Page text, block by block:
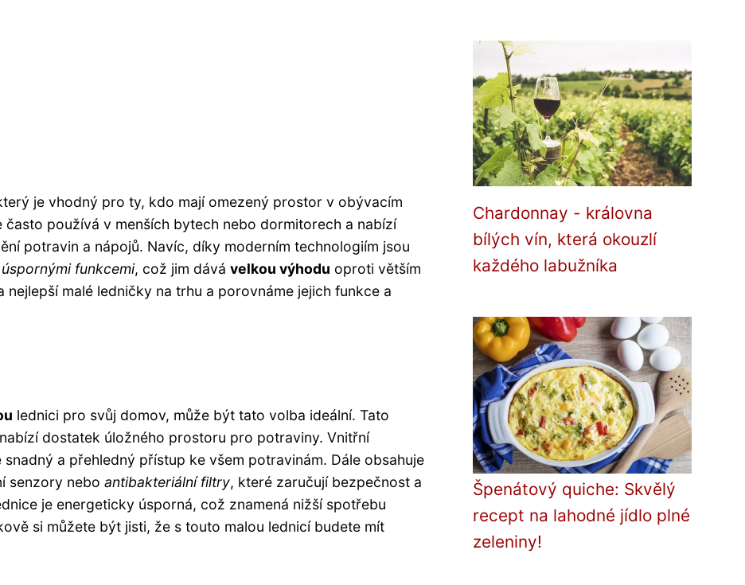
je vhodný pro ty, kdo mají omezený prostor v obývacím
používá v menších bytech nebo dormitorech a nabízí
potravin a nápojů. Navíc, díky moderním technologiím jsou
funkcemi, což jim dává velkou výhodu oproti větším
malé ledničky na trhu a porovnáme jejich funkce a
lednici pro svůj domov, může být tato volba ideální. Tato
dostatek úložného prostoru pro potraviny. Vnitřní
a přehledný přístup ke všem potravinám. Dále obsahuje
senzory nebo antibakteriální filtry, které zaručují bezpečnost a
je energeticky úsporná, což znamená nižší spotřebu
si můžete být jisti, že s touto malou lednicí budete mít
Chardonnay - královna
bílých vín, která okouzlí
každého labužníka
Špenátový quiche: Skvělý
recept na lahodné jídlo plné
zeleniny!